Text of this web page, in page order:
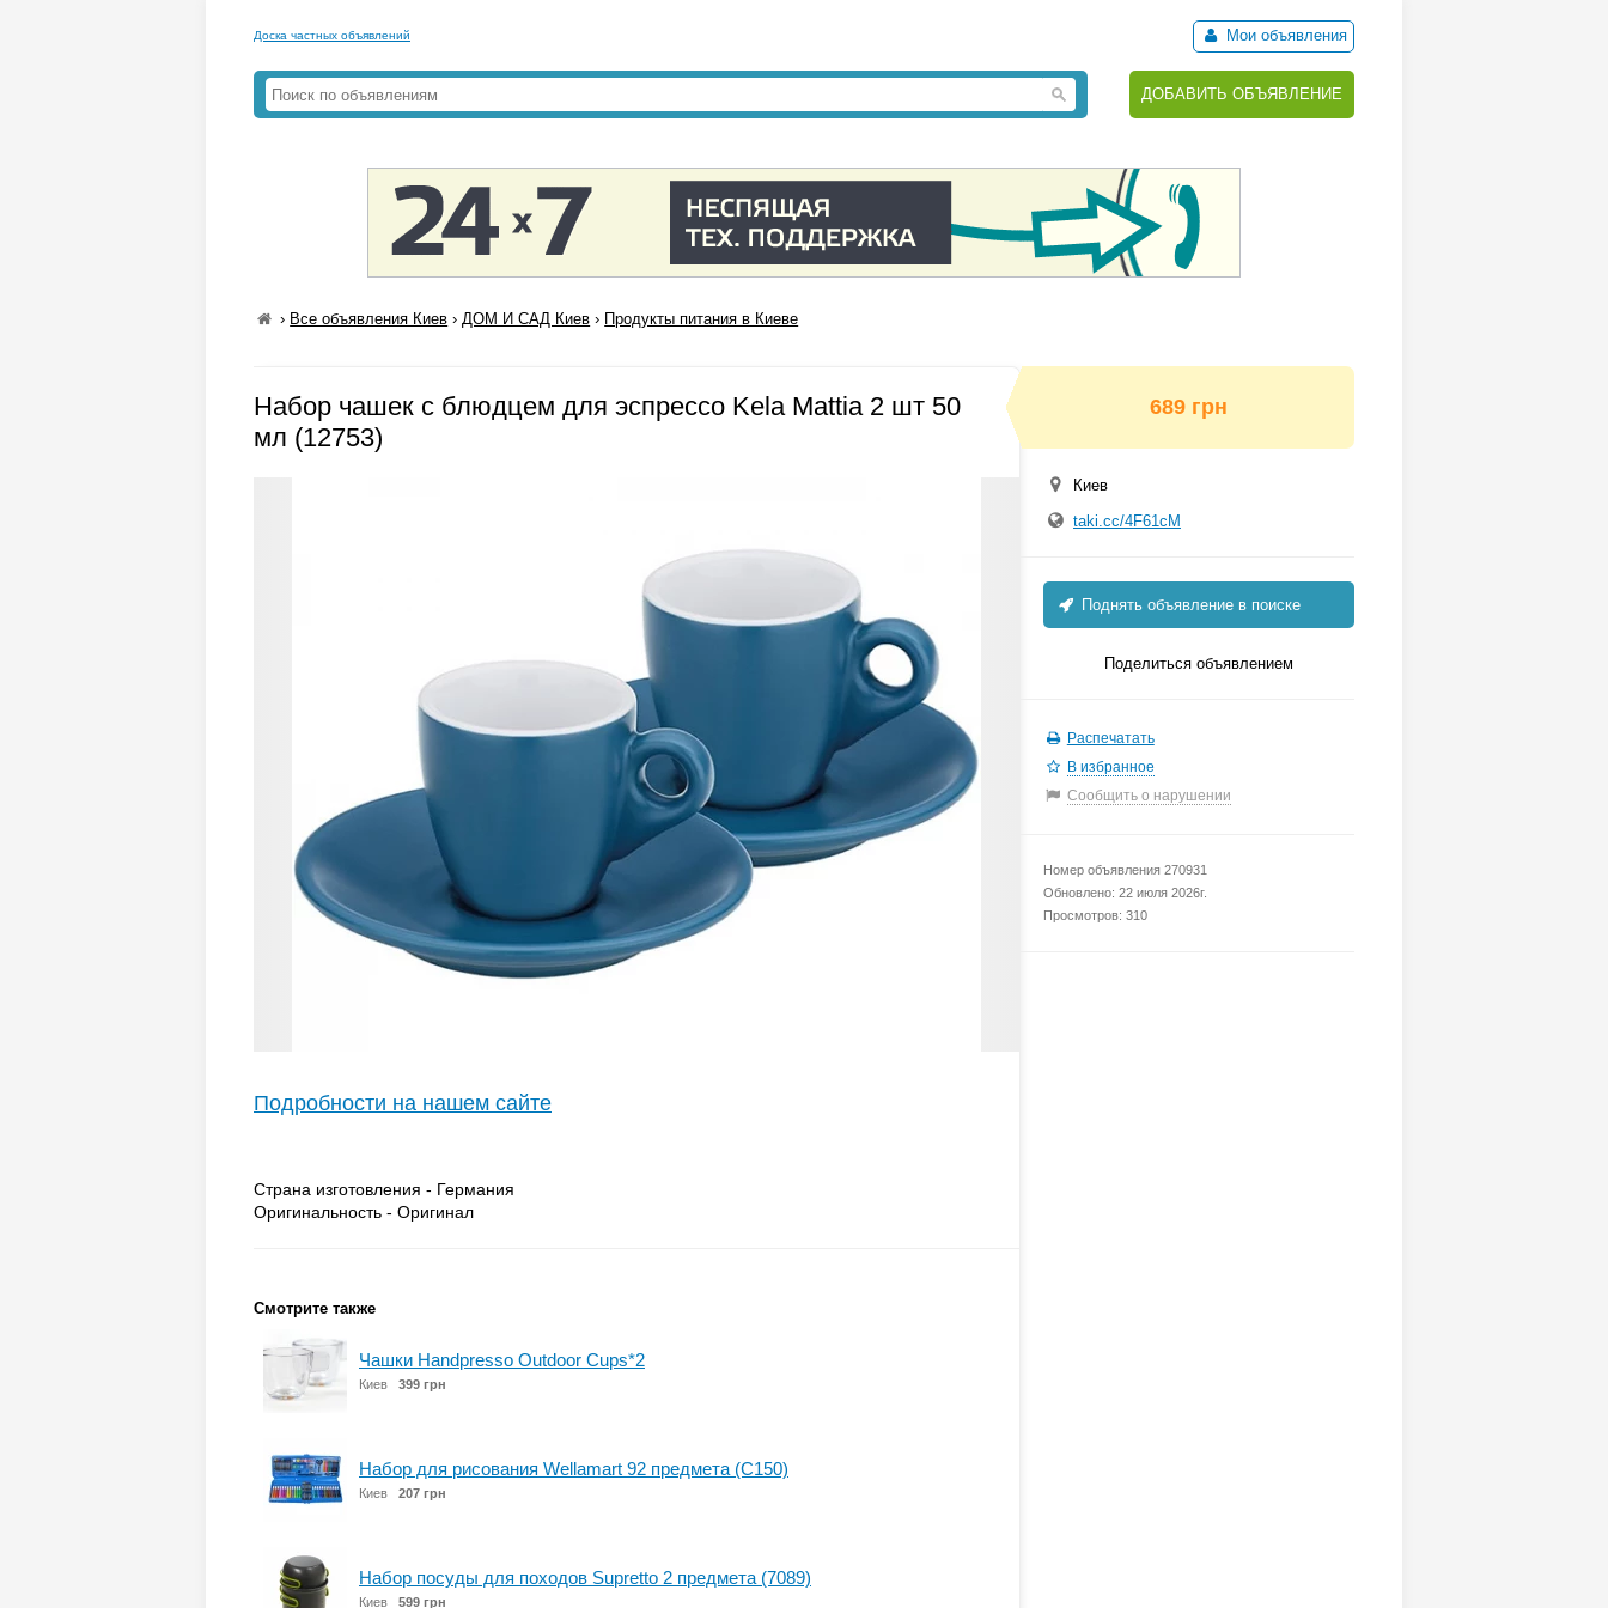
Доска частных объявлений Мои объявления
ДОБАВИТЬ ОБЪЯВЛЕНИЕ
› Все объявления Киев ›ДОМ И САД Киев › Продукты питания в Киеве
Набор чашек с блюдцем для эспрессо Kela Mattia 2 шт 50
мл (12753)
Подробности на нашем сайте
Страна изготовления - Германия
Оригинальность - Оригинал
Смотрите также
Чашки Handpresso Outdoor Cups*2
Киев 399 грн
Набор для рисования Wellamart 92 предмета (C150)
Киев 207 грн
Набор посуды для походов Supretto 2 предмета (7089)
Киев 599 грн
689 грн
Киев
taki.cc/4F61cM
Поднять объявление в поиске
Поделиться объявлением
Распечатать
В избранное
Сообщить о нарушении
Номер объявления 270931
Обновлено: 22 июля 2026г.
Просмотров: 310